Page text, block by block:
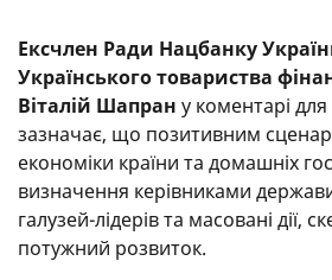
Ексчлен Ради Нацбанку
Українського товариства
Віталій Шапран у коментарі
зазначає, що позитивним
економіки країни та домашніх
визначення керівниками
галузей-лідерів та масовані дії,
потужний розвиток.